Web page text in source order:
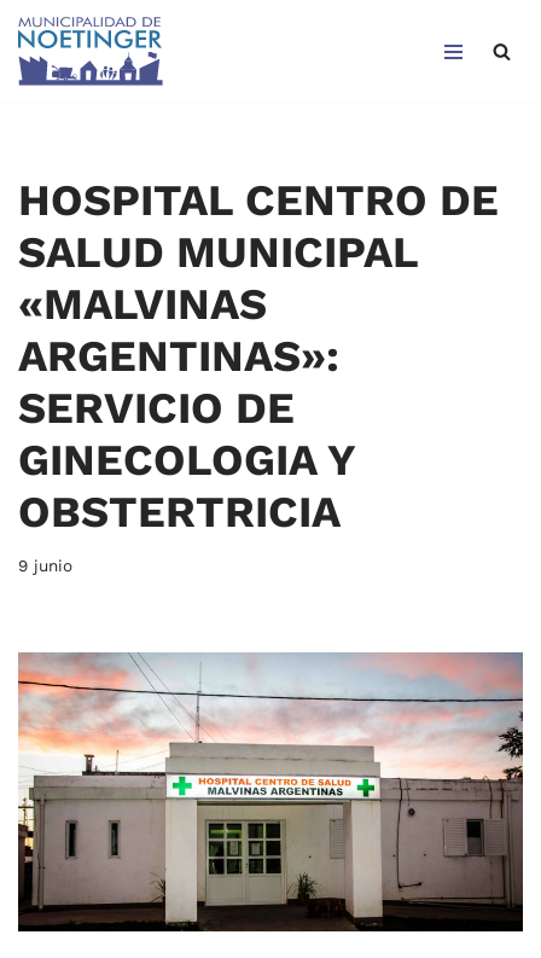
Saltar
HOSPITAL CENTRO DE
SALUD MUNICIPAL
«MALVINAS
ARGENTINAS»:
SERVICIO DE
GINECOLOGIA Y
OBSTERTRICIA
9 junio